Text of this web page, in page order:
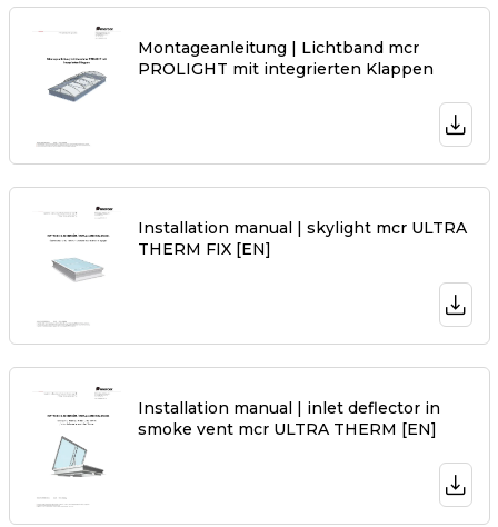
Montageanleitung | Lichtband mcr
PROLIGHT mit integrierten Klappen
Installation manual | skylight mcr ULTRA
THERM FIX [EN]
Installation manual | inlet deflector in
smoke vent mcr ULTRA THERM [EN]